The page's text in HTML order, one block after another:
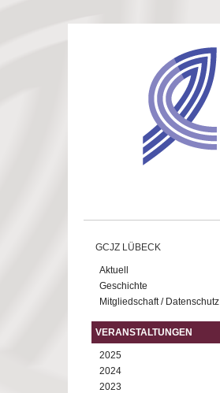
GCJZ LÜBECK
Aktuell
Geschichte
Mitgliedschaft / Datenschutz
VERANSTALTUNGEN
2025
2024
2023